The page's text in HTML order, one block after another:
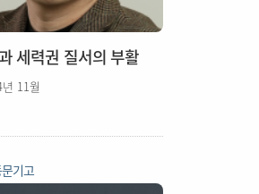
세력권 질서의 부활
11월
기고